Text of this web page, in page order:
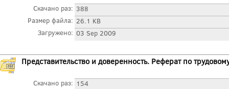
Скачано раз: 388
Размер файла: 26.1 KB
Загружено: 03 Sep 2009
Представительство и доверенность. Реферат по
Скачано раз: 154